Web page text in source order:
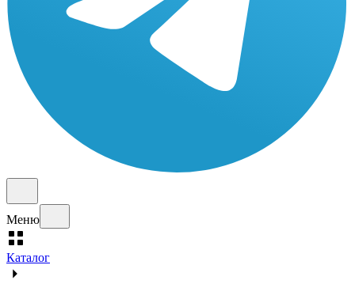
Меню
Каталог